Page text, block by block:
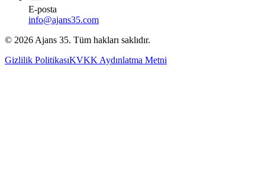
E-posta
info@ajans35.com
© 2026 Ajans 35. Tüm hakları saklıdır.
Gizlilik PolitikasıKVKK Aydınlatma Metni